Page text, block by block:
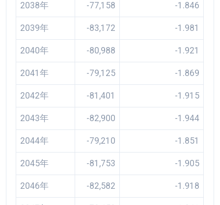
2038年 -77,158 -1.846
2039年 -83,172 -1.981
2040年 -80,988 -1.921
2041年 -79,125 -1.869
2042年 -81,401 -1.915
2043年 -82,900 -1.944
2044年 -79,210 -1.851
2045年 -81,753 -1.905
2046年 -82,582 -1.918